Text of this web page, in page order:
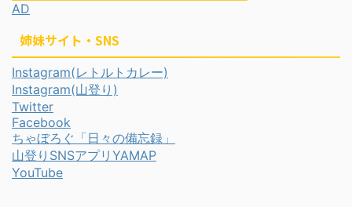
AD
姉妹サイト・SNS
Instagram(レトルトカレー)
Instagram(山登り)
Twitter
Facebook
ちゃぼろぐ「日々の備忘録」
山登りSNSアプリYAMAP
YouTube